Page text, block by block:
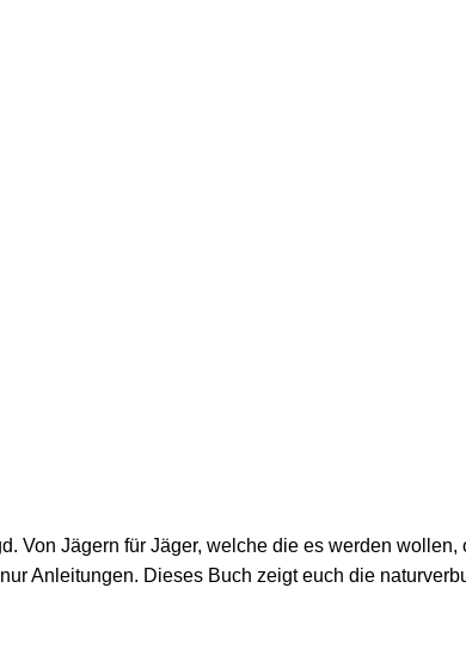
Von Jägern für Jäger, welche die es werden
Anleitungen. Dieses Buch zeigt euch die